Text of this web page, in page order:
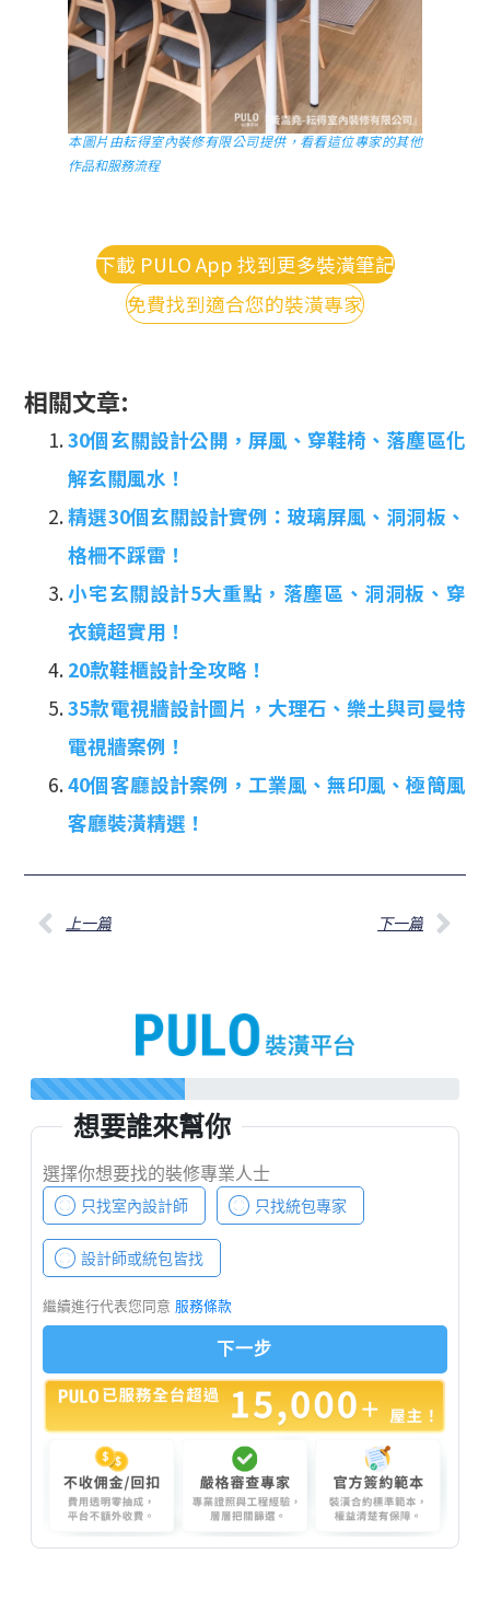
本圖片由耘得室內裝修有限公司提供，看看這位專家的其他
作品和服務流程
下載 PULO App 找到更多裝潢筆記
免費找到適合您的裝潢專家
相關文章:
30個玄關設計公開，屏風、穿鞋椅、落塵區化
解玄關風水！
精選30個玄關設計實例：玻璃屏風、洞洞板、
格柵不踩雷！
小宅玄關設計5大重點，落塵區、洞洞板、穿
衣鏡超實用！
20款鞋櫃設計全攻略！
35款電視牆設計圖片，大理石、樂土與司曼特
電視牆案例！
40個客廳設計案例，工業風、無印風、極簡風
客廳裝潢精選！
上一篇 下一篇